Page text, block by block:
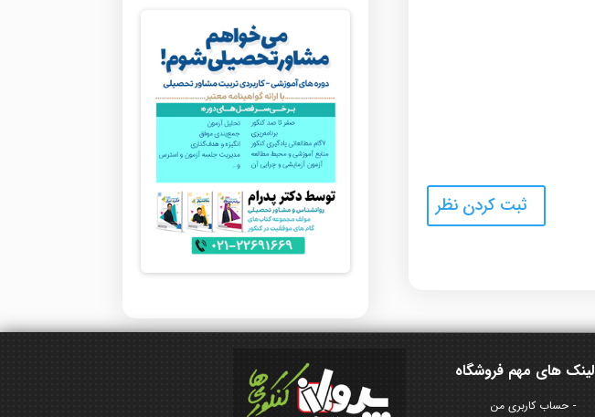
لینک های مهم فروشگاه
حساب کاربری من